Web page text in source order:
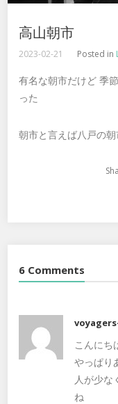
高山朝市
2023-02-21 Posted in
有名な朝市だけど 季
った
朝市と言えば八戸の
6 Comments
こんにち
やっぱり
人が少な
ね